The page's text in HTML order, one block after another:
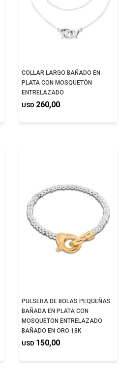
COLLAR LARGO BAÑADO EN
PLATA CON MOSQUETÓN
ENTRELAZADO
USD 260,00
PULSERA DE BOLAS PEQUEÑAS
BAÑADA EN PLATA CON
MOSQUETON ENTRELAZADO
BAÑADO EN ORO 18K
USD 150,00